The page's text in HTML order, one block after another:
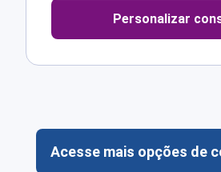
Personalizar
Acesse mais opções de